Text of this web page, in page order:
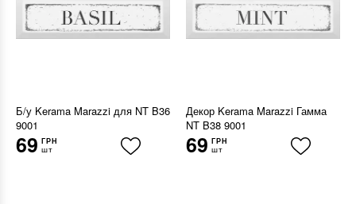
Б/у Kerama Marazzi для NT B36
9001
69 ГРН
шт
Декор Kerama Marazzi Гамма
NT B38 9001
69 ГРН
шт